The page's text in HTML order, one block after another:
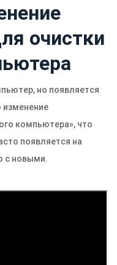
очистки
но появляется
компьютера», что
появляется на
с новыми.